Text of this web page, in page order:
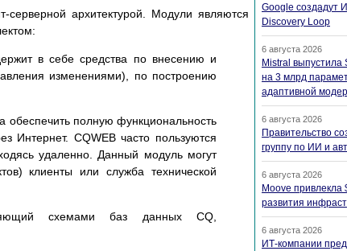
архитектурой. Модули являются
в себе средства по внесению и
изменениями), по построению
обеспечить полную функциональность
Интернет. CQWEB часто пользуются
удаленно. Данный модуль могут
клиенты или служба технической
схемами баз данных CQ,
Google создадут
Discovery Loop
6 августа 2026
Mistral
на 3 млрд
адаптивной
6 августа 2026
Правительство
группу по ИИ и
6 августа 2026
Moove привлекла
развития
6 августа 2026
ИТ-компании